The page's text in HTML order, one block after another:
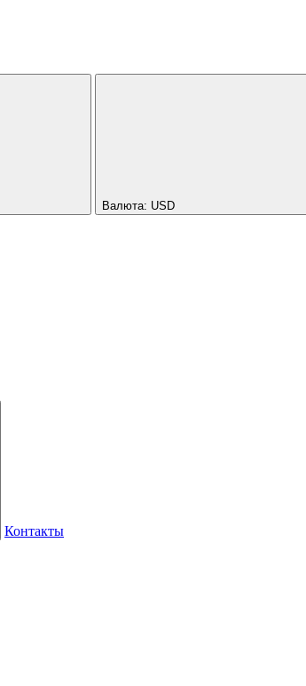
Валюта: USD
Контакты